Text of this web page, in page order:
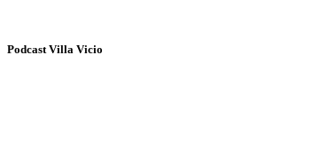
Podcast Villa Vicio